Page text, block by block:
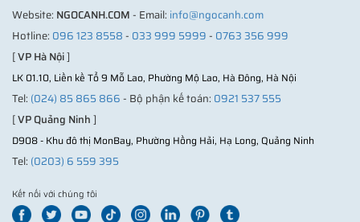
Website: NGOCANH.COM- Email: info@ngocanh.com
Hotline: 096 123 8558- 033 999 5999- 0763 356 999
[VP Hà Nội]
LK 01.10, Liền kề Tổ 9 Mỗ Lao, Phường Mộ Lao, Hà Đông, Hà Nội
Tel: (024) 85 865 866- Bộ phận kế toán: 0921 537 555
[VP Quảng Ninh]
D908 - Khu đô thị MonBay, Phường Hồng Hải, Hạ Long, Quảng Ninh
Tel: (0203) 6 559 395
Kết nối với chúng tôi